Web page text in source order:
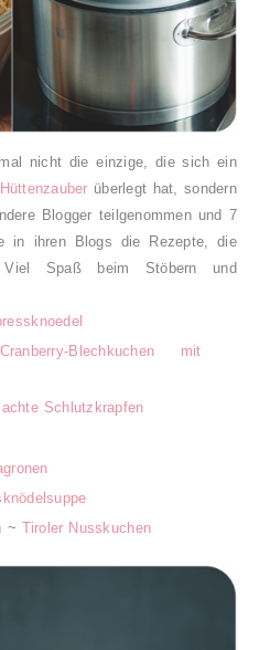
nicht die einzige, die sich ein
überlegt hat, sondern
Blogger teilgenommen und 7
in ihren Blogs die Rezepte, die
Viel Spaß beim Stöbern und
Cranberry-Blechkuchen mit
Schlutzkrapfen
~ Tiroler Nusskuchen